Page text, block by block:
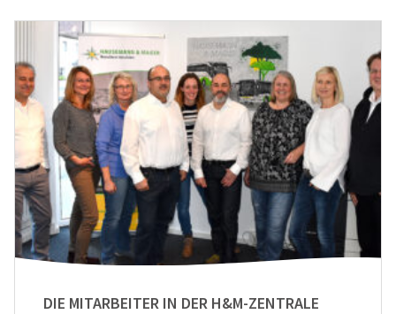
DIE MITARBEITER IN DER H&M-ZENTRALE